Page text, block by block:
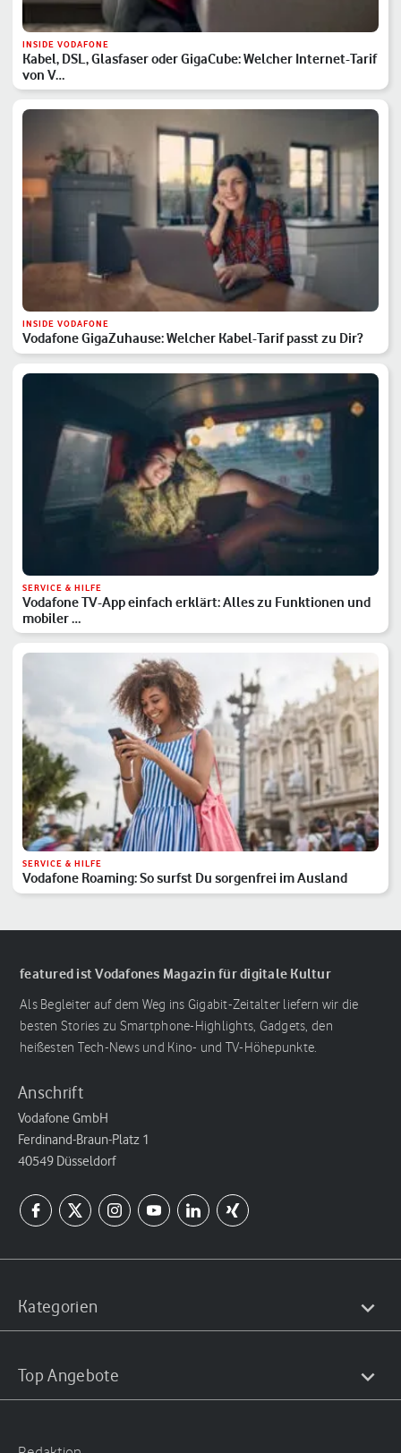
INSIDE VODAFONE
Kabel, DSL, Glasfaser oder GigaCube: Welcher Internet-Tarif
von V…
INSIDE VODAFONE
Vodafone GigaZuhause: Welcher Kabel-Tarif passt zu Dir?
SERVICE & HILFE
Vodafone TV-App einfach erklärt: Alles zu Funktionen und
mobiler …
SERVICE & HILFE
Vodafone Roaming: So surfst Du sorgenfrei im Ausland
featured ist Vodafones Magazin für digitale Kultur
Als Begleiter auf dem Weg ins Gigabit-Zeitalter liefern wir die
besten Stories zu Smartphone-Highlights, Gadgets, den
heißesten Tech-News und Kino- und TV-Höhepunkte.
Anschrift
Vodafone GmbH
Ferdinand-Braun-Platz 1
40549 Düsseldorf
Kategorien
Top Angebote